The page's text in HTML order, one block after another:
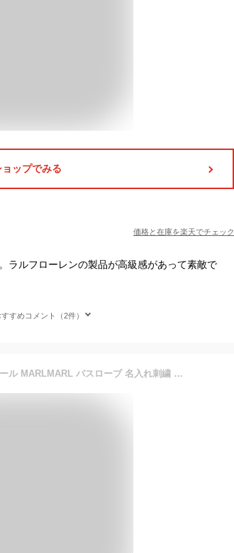
ョップでみる
価格と在庫を楽天でチェック
ラルフローレンの製品が高級感があって素敵で
すめコメント（2件）
【hooded bathrobe】 マールマール MARLMARL バスローブ 名入れ刺繍 男の子 女の子 0歳～ ベビー 赤ちゃん キッズ 子供 【フード付きワッフルタオル】 【おくるみ】【バスタオル】【タオルケット】【オーガニックコットン】 【ポンチョ】 お風呂 出産祝い ギフト プレゼント